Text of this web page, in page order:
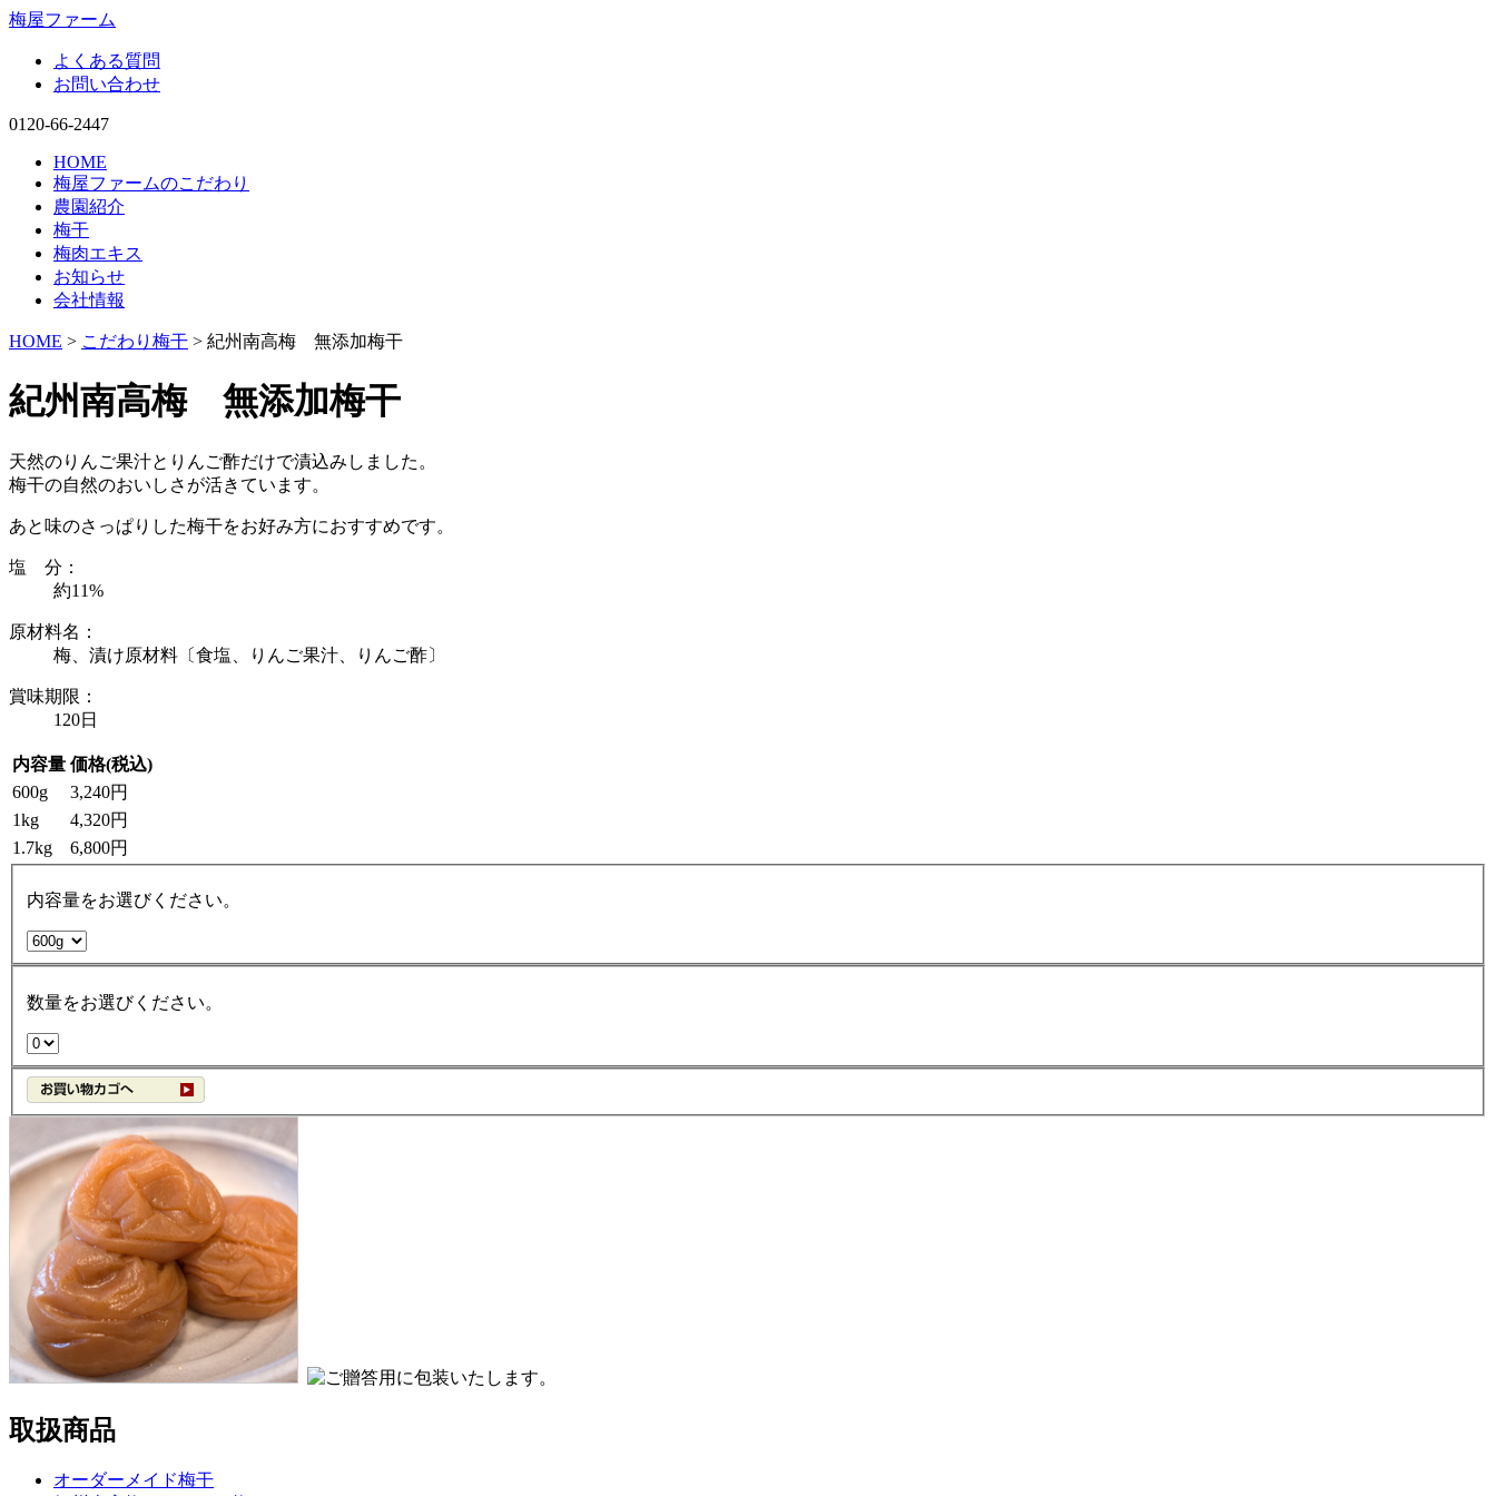
梅屋ファーム
よくある質問
お問い合わせ
0120-66-2447
HOME
梅屋ファームのこだわり
農園紹介
梅干
梅肉エキス
お知らせ
会社情報
HOME > こだわり梅干 > 紀州南高梅 無添加梅干
紀州南高梅 無添加梅干
天然のりんご果汁とりんご酢だけで漬込みしました。
梅干の自然のおいしさが活きています。
あと味のさっぱりした梅干をお好み方におすすめです。
塩 分：
約11%
原材料名：
梅、漬け原材料〔食塩、りんご果汁、りんご酢〕
賞味期限：
120日
内容量 価格(税込)
600g
3,240円
1kg
4,320円
1.7kg
6,800円
内容量をお選びください。
数量をお選びください。
取扱商品
オーダーメイド梅干